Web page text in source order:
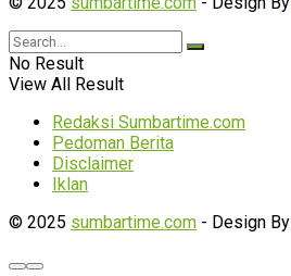
No Result
View All Result
Redaksi Sumbartime.com
Pedoman Berita
Disclaimer
Iklan
© 2025 sumbartime.com - Design By